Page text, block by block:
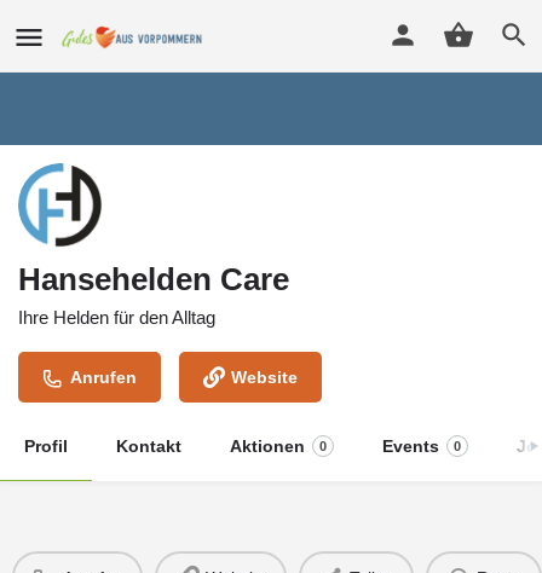
Hansehelden Care
Ihre Helden für den Alltag
Anrufen Website
Profil Kontakt Aktionen 0 Events 0